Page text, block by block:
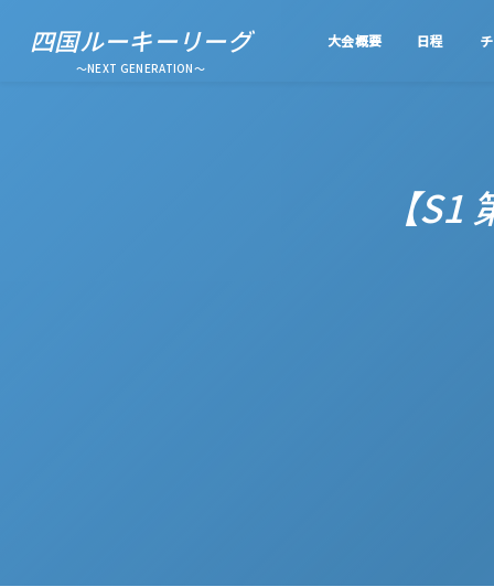
四国ルーキーリーグ
～NEXT GENERATION～
大会概要 日程
【